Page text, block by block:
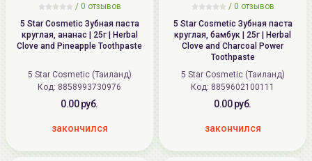
/ 0 отзывов
5 Star Cosmetic Зубная паста
круглая, ананас | 25г | Herbal
Clove and Pineapple Toothpaste
5 Star Cosmetic (Таиланд)
Код: 8858993730976
0.00 руб.
закончился
/ 0 отзывов
5 Star Cosmetic Зубная паста
круглая, бамбук | 25г | Herbal
Clove and Charcoal Power
Toothpaste
5 Star Cosmetic (Таиланд)
Код: 8859602100111
0.00 руб.
закончился